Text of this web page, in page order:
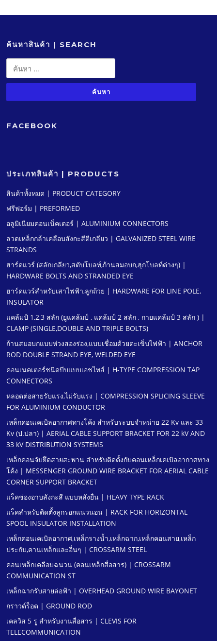
ค้นหาสินค้า | SEARCH
ค้นหา
สำหรับ:
FACEBOOK
ประเภทสินค้า | PRODUCTS
สินค้าทั้งหมด | PRODUCT CATEGORY
ฟรีฟอร์ม | PREFORMED
อลูมิเนียมคอนเน็คเตอร์ | ALUMINIUM CONNECTORS
ลวดเหล็กกล้าเคลือบสังกะสีตีเกลียว | GALVANIZED STEEL WIRE
STRANDS
ฮาร์ดแวร์ (สลักเกลียว,สตับโบลท์,ก้านสมอบก,ฮุกโบลท์ต่างๆ) |
HARDWARE BOLTS AND STRANDED EYE
ฮาร์ดแวร์สําหรับเสาไฟฟ้า,ลูกถ้วย | HARDWARE FOR LINE POLE,
INSULATOR
แคล้มป์ 1,2,3 สลัก (ยูแคล้มป์ , แคล้มป์ 2 สลัก , กายแคล้มป์ 3 สลัก ) |
CLAMP (SINGLE,DOUBLE AND TRIPLE BOLTS)
ก้านสมอบกแบบห่วงสองร่อง,แบบเชื่อมด้วยตะเข็บไฟฟ้า | ANCHOR
ROD DOUBLE STRAND EYE, WELDED EYE
คอนเนคเตอร์ชนิดบีบแบบเอชไทส์ | H-TYPE COMPRESSION TAP
CONNECTORS
หลอดต่อสายรับแรง,ไม่รับแรง | COMPRESSION SPLICING SLEEVE
FOR ALUMINIUM CONDUCTOR
เหล็กคอนเคเบิลอากาศทางโค้ง สําหรับระบบจําหน่าย 22 Kv และ 33
Kv (ป.ปลา) | AERIAL CABLE SUPPORT BRACKET FOR 22 kV AND
33 kV DISTRIBUTION SYSTEMS
เหล็กคอนจับยึดสายสะพาน สําหรับติดตั้งกับคอนเหล็กเคเบิลอากาศทาง
โค้ง | MESSENGER GROUND WIRE BRACKET FOR AERIAL CABLE
CORNER SUPPORT BRACKET
แร็คช่องอาบสังกะสี แบบหลังยื่น | HEAVY TYPE RACK
แร็คสําหรับติดตั้งลูกรอกแนวนอน | RACK FOR HORIZONTAL
SPOOL INSULATOR INSTALLATION
เหล็กคอนเคเบิลอากาศ,เหล็กรางนํ้า,เหล็กฉาก,เหล็กคอนสาย,เหล็ก
ประกับ,คานเหล็กและอื่นๆ | CROSSARM STEEL
คอนเหล็กเคลือบฉนวน (คอนเหล็กสื่อสาร) | CROSSARM
COMMUNICATION ST
เหล็กฉากรับสายล่อฟ้า | OVERHEAD GROUND WIRE BAYONET
กราวด์ร็อด | GROUND ROD
เคลวิส 5 รู สําหรับงานสื่อสาร | CLEVIS FOR
TELECOMMUNICATION